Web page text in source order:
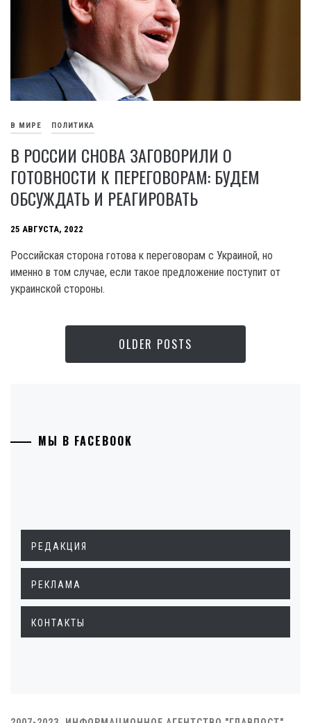
В МИРЕ ПОЛИТИКА
В РОССИИ СНОВА ЗАГОВОРИЛИ О
ГОТОВНОСТИ К ПЕРЕГОВОРАМ: БУДЕМ
ОБСУЖДАТЬ И РЕАГИРОВАТЬ
25 АВГУСТА, 2022
Российская сторона готова к переговорам с Украиной, но
именно в том случае, если такое предложение поступит от
украинской стороны.
OLDER POSTS
МЫ В FACEBOOK
РЕДАКЦИЯ
РЕКЛАМА
КОНТАКТЫ